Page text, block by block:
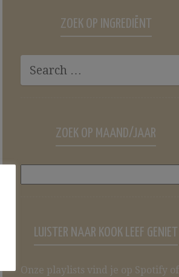
ZOEK OP INGREDIËNT
ZOEK OP MAAND/JAAR
LUISTER NAAR KOOK LEEF GENIET
Onze playlists vind je op Spotify of